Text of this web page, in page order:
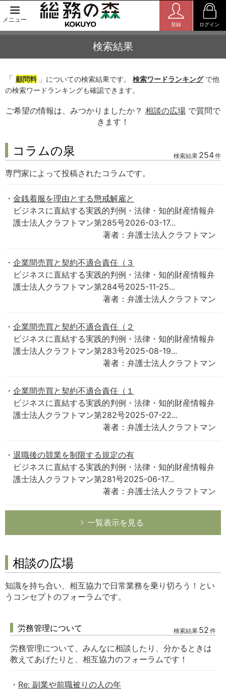
メニュー
登録 ログイン
検索結果
「 顧問料 」についての検索結果です。 検索ワードランキングで他
の検索ワードランキングも確認できます。
ご希望の情報は、みつかりましたか？ 相談の広場 で質問で
きます！
コラムの泉 検索結果 254件
専門家によって投稿されたコラムです。
金銭着服を理由とする懲戒解雇と
ビジネスに直結する実践的判例・法律・知的財産情報弁
護士法人クラフトマン第285号2026-03-17...
著者：弁護士法人クラフトマン
企業間売買と契約不適合責任（３
ビジネスに直結する実践的判例・法律・知的財産情報弁
護士法人クラフトマン第284号2025-11-25...
著者：弁護士法人クラフトマン
企業間売買と契約不適合責任（２
ビジネスに直結する実践的判例・法律・知的財産情報弁
護士法人クラフトマン第283号2025-08-19...
著者：弁護士法人クラフトマン
企業間売買と契約不適合責任（１
ビジネスに直結する実践的判例・法律・知的財産情報弁
護士法人クラフトマン第282号2025-07-22...
著者：弁護士法人クラフトマン
退職後の競業を制限する規定の有
ビジネスに直結する実践的判例・法律・知的財産情報弁
護士法人クラフトマン第281号2025-06-17...
著者：弁護士法人クラフトマン
一覧表示を見る
相談の広場
知識を持ち合い、相互協力で日常業務を乗り切ろう！とい
うコンセプトのフォーラムです。
労務管理について 検索結果 52 件
労務管理について、みんなに相談したり、分かるときは
教えてあげたりと、相互協力のフォーラムです！
Re: 副業や前職被りの人の年